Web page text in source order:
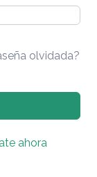
olvidada?
ahora